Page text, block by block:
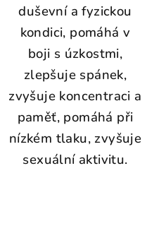
duševní a fyzickou
kondici, pomáhá v
boji s úzkostmi,
zlepšuje spánek,
zvyšuje koncentraci a
paměť, pomáhá při
nízkém tlaku, zvyšuje
sexuální aktivitu.